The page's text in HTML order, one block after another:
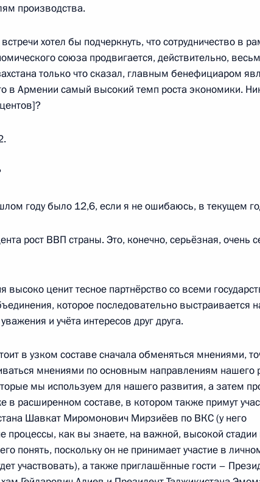
конференции
09:00
на русском языке
Путин проведёт открытый урок «Разговор
строительства в Киргизии школ с обучением
региональной системы
обороны
Евразийского экономического совета
производства.
хотел бы подчеркнуть, что сотрудничество в
союза продвигается, действительно,
только что сказал, главным бенефициаром
в Армении самый высокий темп роста экономики.
году было 12,6, если я не ошибаюсь, в текущем
рост ВВП страны. Это, конечно, серьёзная, очень
высоко ценит тесное партнёрство со всеми
которое последовательно выстраивается
и учёта интересов друг друга.
в узком составе сначала обменяться мнениями,
мнениями по основным направлениям нашего
мы используем для нашего развития, а затем
в расширенном составе, в котором также примут
Шавкат Миромонович Мирзиёев по ВКС (у него
процессы, как вы знаете, на важной, высокой стадии
понять, поскольку он не принимает участие в
участвовать), а также приглашённые гости –